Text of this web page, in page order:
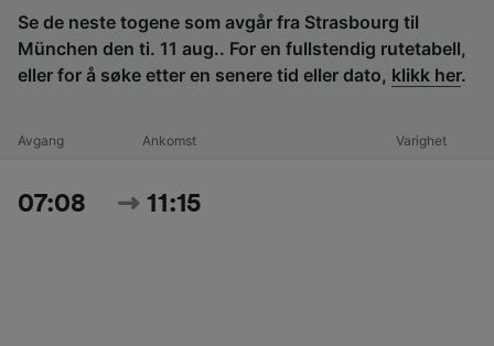
Se de neste togene som avgår fra Strasbourg til
München den ti. 11 aug.. For en fullstendig rutetabell,
eller for å søke etter en senere tid eller dato, klikk her.
Avgang Ankomst Varighet
07:08 11:15